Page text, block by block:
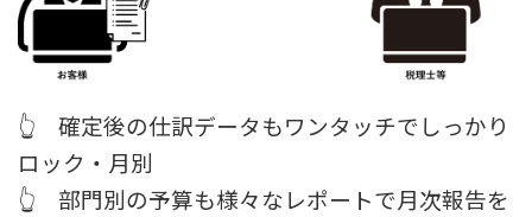
👆 確定後の仕訳データもワンタッチでしっかり
ロック・月別
👆 部門別の予算も様々なレポートで月次報告を